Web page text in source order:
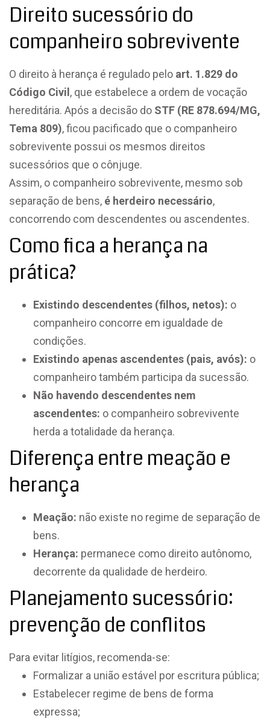
Direito sucessório do
companheiro sobrevivente
O direito à herança é regulado pelo art. 1.829 do
Código Civil , que estabelece a ordem de vocação
hereditária. Após a decisão do STF (RE 878.694/MG,
Tema 809), ficou pacificado que o companheiro
sobrevivente possui os mesmos direitos
sucessórios que o cônjuge.
Assim, o companheiro sobrevivente, mesmo sob
separação de bens, é herdeiro necessário,
concorrendo com descendentes ou ascendentes.
Como fica a herança na
prática?
Existindo descendentes (filhos, netos): o
companheiro concorre em igualdade de
condições.
Existindo apenas ascendentes (pais, avós): o
companheiro também participa da sucessão.
Não havendo descendentes nem
ascendentes: o companheiro sobrevivente
herda a totalidade da herança.
Diferença entre meação e
herança
Meação: não existe no regime de separação de
bens.
Herança: permanece como direito autônomo,
decorrente da qualidade de herdeiro.
Planejamento sucessório:
prevenção de conflitos
Para evitar litígios, recomenda-se:
Formalizar a união estável por escritura pública;
Estabelecer regime de bens de forma
expressa;